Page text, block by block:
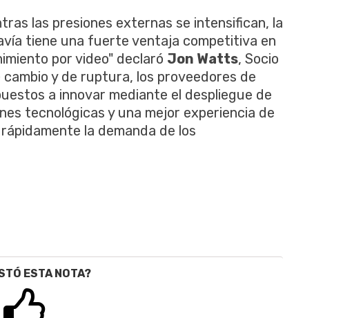
las presiones externas se intensifican, la
tiene una fuerte ventaja competitiva en
por video" declaró Jon Watts, Socio
cambio y de ruptura, los proveedores de
a innovar mediante el despliegue de
tecnológicas y una mejor experiencia de
la demanda de los
ESTA NOTA?